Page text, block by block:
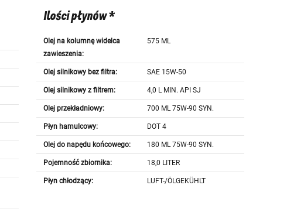
Ilości płynów *
Olej na kolumnę widelca
zawieszenia:
575 ML
Olej silnikowy bez filtra: SAE 15W-50
Olej silnikowy z filtrem: 4,0 L MIN. API SJ
Olej przekładniowy: 700 ML 75W-90 SYN.
Płyn hamulcowy: DOT 4
Olej do napędu końcowego: 180 ML 75W-90 SYN.
Pojemność zbiornika: 18,0 LITER
Płyn chłodzący: LUFT-/ÖLGEKÜHLT